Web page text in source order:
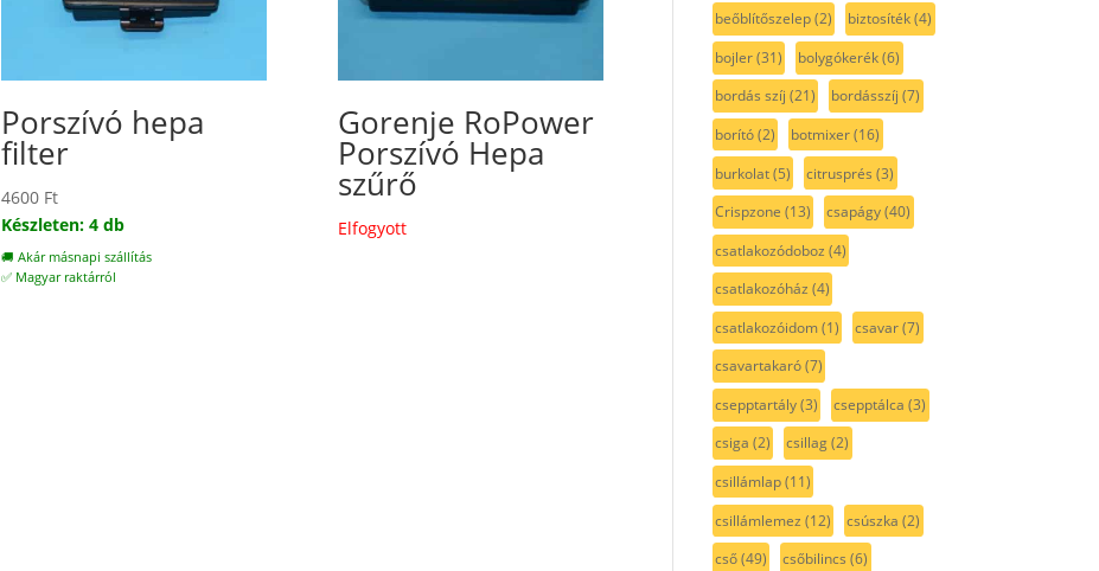
Porszívó hepa
filter
4600 Ft
Készleten: 4 db
🚚 Akár másnapi szállítás
✅ Magyar raktárról
Gorenje RoPower
Porszívó Hepa
szűrő
Elfogyott
beőblítőszelep(2) biztosíték(4)
bojler(31) bolygókerék(6)
bordás szíj (21) bordásszíj (7)
borító(2) botmixer(16)
burkolat(5) citrusprés (3)
Crispzone (13) csapágy(40)
csatlakozódoboz (4)
csatlakozóház (4)
csatlakozóidom(1) csavar(7)
csavartakaró(7)
csepptartály(3) csepptálca (3)
csiga (2) csillag(2)
csillámlap(11)
csillámlemez (12) csúszka (2)
cső(49) csőbilincs (6)